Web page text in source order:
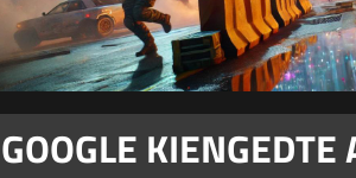
KIENGEDTE